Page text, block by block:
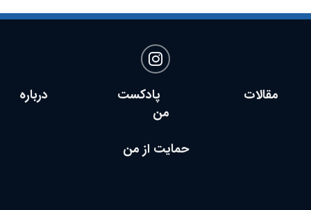
مقالات پادکست
درباره
من
حمایت از من